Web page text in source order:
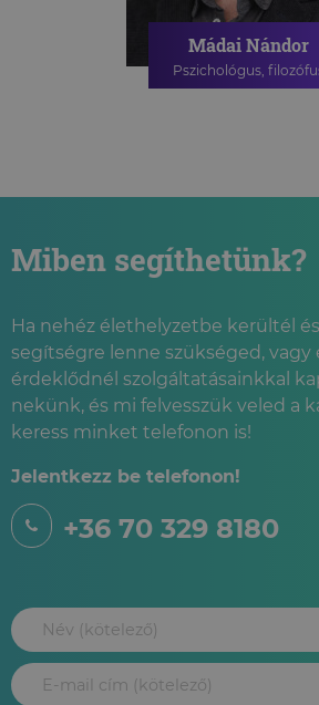
Mádai Nándor
Pszichológus,
Miben segíthetünk?
Ha nehéz élethelyzetbe kerültél
segítségre lenne szükséged, vagy
érdeklődnél szolgáltatásainkkal
nekünk, és mi felvesszük veled a
keress minket telefonon is!
Jelentkezz be telefonon!
+36 70 329 8180